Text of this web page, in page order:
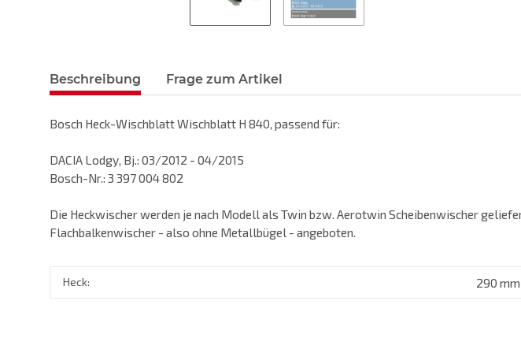
Beschreibung Frage zum Artikel
Bosch Heck-Wischblatt Wischblatt H 840, passend für:
DACIA Lodgy, Bj.: 03/2012 - 04/2015
Bosch-Nr.: 3 397 004 802
Die Heckwischer werden je nach Modell als Twin bzw. Aerotwin Scheibenwischer
Flachbalkenwischer - also ohne Metallbügel - angeboten.
Heck: 290 mm